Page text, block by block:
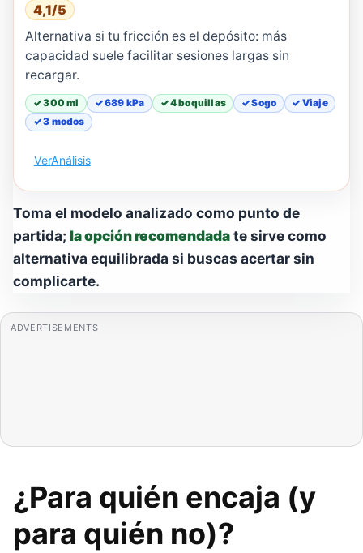
4,1/5
Alternativa si tu fricción es el depósito: más
capacidad suele facilitar sesiones largas sin
recargar.
✓ 300 ml ✓ 689 kPa ✓ 4 boquillas ✓ Sogo
✓ Viaje
✓ 3 modos
VerAnálisis
Toma el modelo analizado como punto de
partida; la opción recomendadate sirve como
alternativa equilibrada si buscas acertar sin
complicarte.
ADVERTISEMENTS
¿Para quién encaja (y
para quién no)?